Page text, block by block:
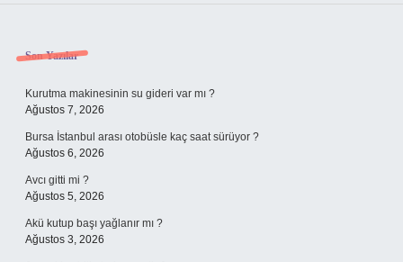
Sidebar
Son Yazılar
Kurutma makinesinin su gideri var mı ?
Ağustos 7, 2026
Bursa İstanbul arası otobüsle kaç saat sürüyor ?
Ağustos 6, 2026
Avcı gitti mi ?
Ağustos 5, 2026
Akü kutup başı yağlanır mı ?
Ağustos 3, 2026